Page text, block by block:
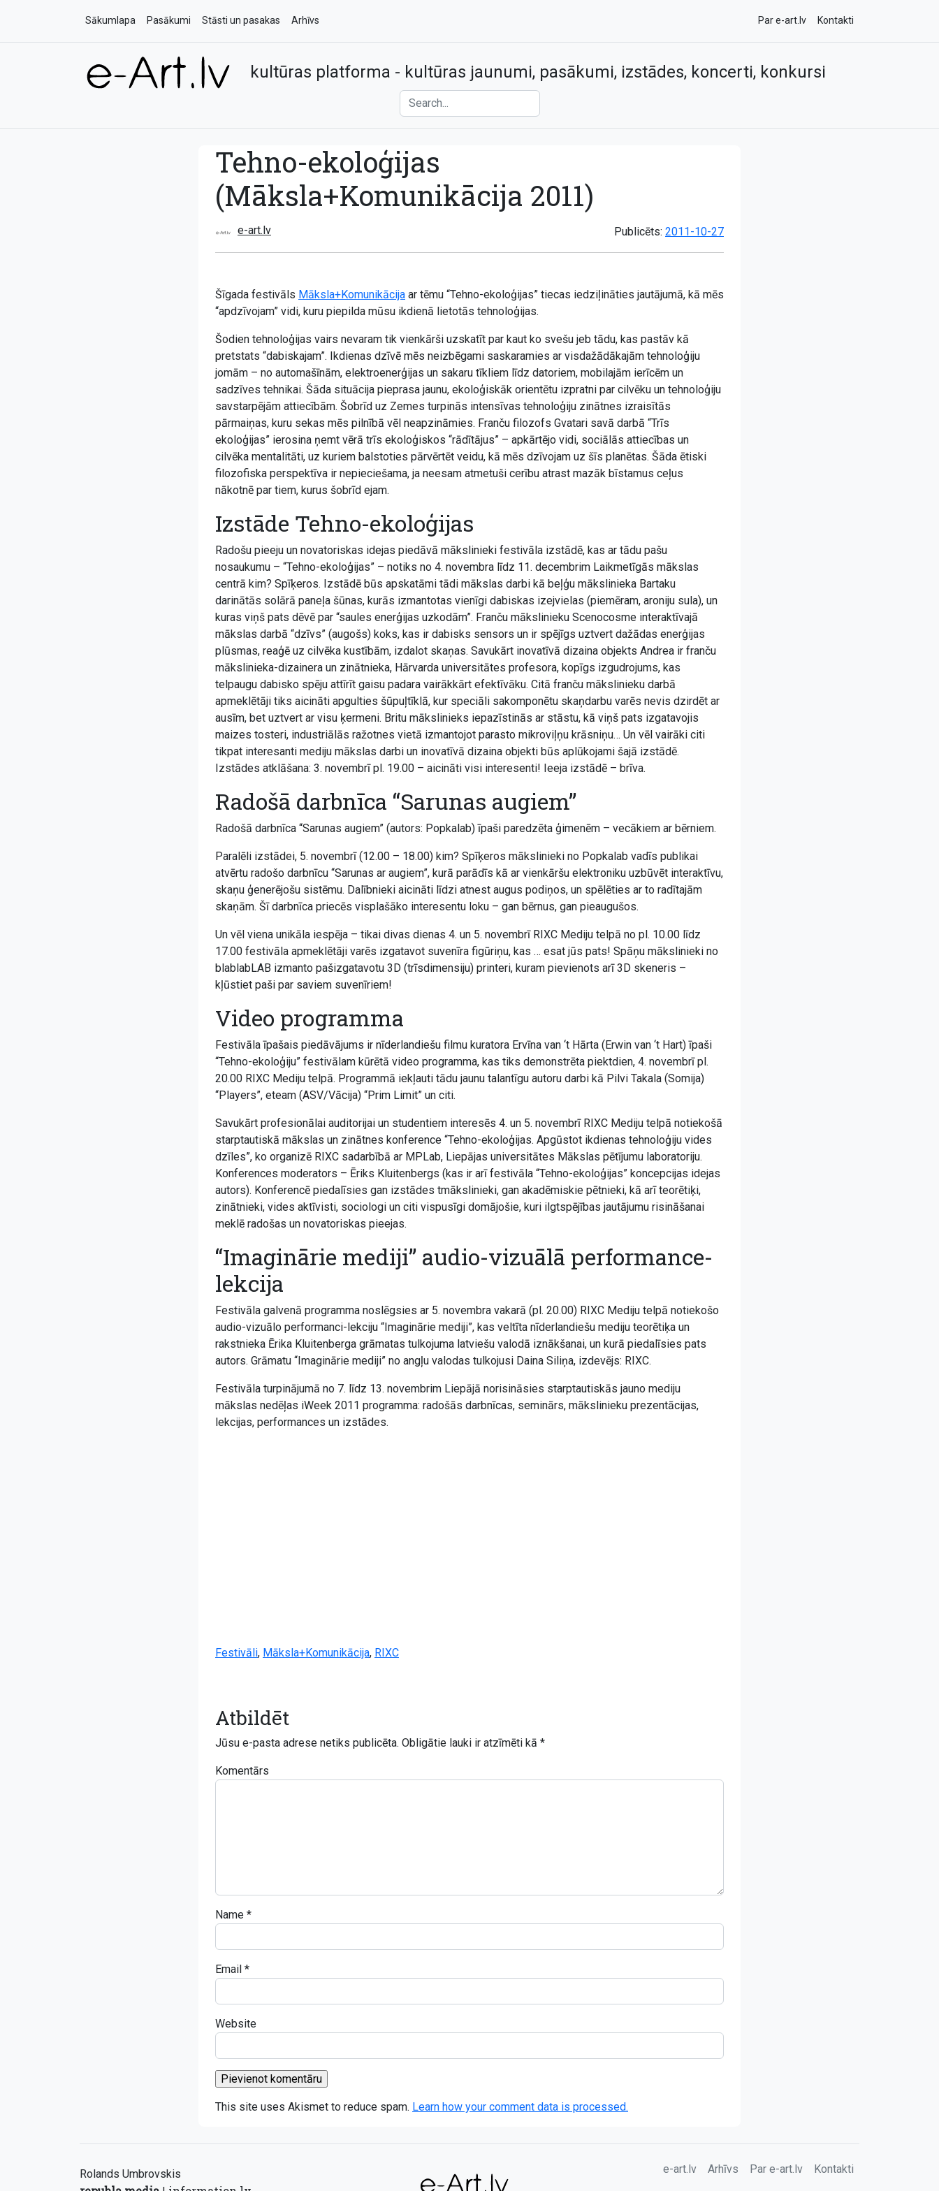
Sākumlapa Pasākumi Stāsti un pasakas Arhīvs Par e-art.lv Kontakti
kultūras platforma - kultūras jaunumi, pasākumi, izstādes, koncerti, konkursi
Tehno-ekoloģijas
(Māksla+Komunikācija 2011)
e-art.lv Publicēts: 2011-10-27
Šīgada festivāls Māksla+Komunikācija ar tēmu “Tehno-ekoloģijas” tiecas iedziļināties jautājumā, kā mēs
“apdzīvojam” vidi, kuru piepilda mūsu ikdienā lietotās tehnoloģijas.
Šodien tehnoloģijas vairs nevaram tik vienkārši uzskatīt par kaut ko svešu jeb tādu, kas pastāv kā
pretstats “dabiskajam”. Ikdienas dzīvē mēs neizbēgami saskaramies ar visdažādākajām tehnoloģiju
jomām – no automašīnām, elektroenerģijas un sakaru tīkliem līdz datoriem, mobilajām ierīcēm un
sadzīves tehnikai. Šāda situācija pieprasa jaunu, ekoloģiskāk orientētu izpratni par cilvēku un tehnoloģiju
savstarpējām attiecībām. Šobrīd uz Zemes turpinās intensīvas tehnoloģiju zinātnes izraisītās
pārmaiņas, kuru sekas mēs pilnībā vēl neapzināmies. Franču filozofs Gvatari savā darbā “Trīs
ekoloģijas” ierosina ņemt vērā trīs ekoloģiskos “rādītājus” – apkārtējo vidi, sociālās attiecības un
cilvēka mentalitāti, uz kuriem balstoties pārvērtēt veidu, kā mēs dzīvojam uz šīs planētas. Šāda ētiski
filozofiska perspektīva ir nepieciešama, ja neesam atmetuši cerību atrast mazāk bīstamus ceļus
nākotnē par tiem, kurus šobrīd ejam.
Izstāde Tehno-ekoloģijas
Radošu pieeju un novatoriskas idejas piedāvā mākslinieki festivāla izstādē, kas ar tādu pašu
nosaukumu – “Tehno-ekoloģijas” – notiks no 4. novembra līdz 11. decembrim Laikmetīgās mākslas
centrā kim? Spīķeros. Izstādē būs apskatāmi tādi mākslas darbi kā beļģu mākslinieka Bartaku
darinātās solārā paneļa šūnas, kurās izmantotas vienīgi dabiskas izejvielas (piemēram, aroniju sula), un
kuras viņš pats dēvē par “saules enerģijas uzkodām”. Franču mākslinieku Scenocosme interaktīvajā
mākslas darbā “dzīvs” (augošs) koks, kas ir dabisks sensors un ir spējīgs uztvert dažādas enerģijas
plūsmas, reaģē uz cilvēka kustībām, izdalot skaņas. Savukārt inovatīvā dizaina objekts Andrea ir franču
mākslinieka-dizainera un zinātnieka, Hārvarda universitātes profesora, kopīgs izgudrojums, kas
telpaugu dabisko spēju attīrīt gaisu padara vairākkārt efektīvāku. Citā franču mākslinieku darbā
apmeklētāji tiks aicināti apgulties šūpuļtīklā, kur speciāli sakomponētu skaņdarbu varēs nevis dzirdēt ar
ausīm, bet uztvert ar visu ķermeni. Britu mākslinieks iepazīstinās ar stāstu, kā viņš pats izgatavojis
maizes tosteri, industriālās ražotnes vietā izmantojot parasto mikroviļņu krāsniņu… Un vēl vairāki citi
tikpat interesanti mediju mākslas darbi un inovatīvā dizaina objekti būs aplūkojami šajā izstādē.
Izstādes atklāšana: 3. novembrī pl. 19.00 – aicināti visi interesenti! Ieeja izstādē – brīva.
Radošā darbnīca “Sarunas augiem”
Radošā darbnīca “Sarunas augiem” (autors: Popkalab) īpaši paredzēta ģimenēm – vecākiem ar bērniem.
Paralēli izstādei, 5. novembrī (12.00 – 18.00) kim? Spīķeros mākslinieki no Popkalab vadīs publikai
atvērtu radošo darbnīcu “Sarunas ar augiem”, kurā parādīs kā ar vienkāršu elektroniku uzbūvēt interaktīvu,
skaņu ģenerējošu sistēmu. Dalībnieki aicināti līdzi atnest augus podiņos, un spēlēties ar to radītajām
skaņām. Šī darbnīca priecēs visplašāko interesentu loku – gan bērnus, gan pieaugušos.
Un vēl viena unikāla iespēja – tikai divas dienas 4. un 5. novembrī RIXC Mediju telpā no pl. 10.00 līdz
17.00 festivāla apmeklētāji varēs izgatavot suvenīra figūriņu, kas … esat jūs pats! Spāņu mākslinieki no
blablabLAB izmanto pašizgatavotu 3D (trīsdimensiju) printeri, kuram pievienots arī 3D skeneris –
kļūstiet paši par saviem suvenīriem!
Video programma
Festivāla īpašais piedāvājums ir nīderlandiešu filmu kuratora Ervīna van ‘t Hārta (Erwin van ‘t Hart) īpaši
“Tehno-ekoloģiju” festivālam kūrētā video programma, kas tiks demonstrēta piektdien, 4. novembrī pl.
20.00 RIXC Mediju telpā. Programmā iekļauti tādu jaunu talantīgu autoru darbi kā Pilvi Takala (Somija)
“Players”, eteam (ASV/Vācija) “Prim Limit” un citi.
Savukārt profesionālai auditorijai un studentiem interesēs 4. un 5. novembrī RIXC Mediju telpā notiekošā
starptautiskā mākslas un zinātnes konference “Tehno-ekoloģijas. Apgūstot ikdienas tehnoloģiju vides
dzīles”, ko organizē RIXC sadarbībā ar MPLab, Liepājas universitātes Mākslas pētījumu laboratoriju.
Konferences moderators – Ēriks Kluitenbergs (kas ir arī festivāla “Tehno-ekoloģijas” koncepcijas idejas
autors). Konferencē piedalīsies gan izstādes tmākslinieki, gan akadēmiskie pētnieki, kā arī teorētiķi,
zinātnieki, vides aktīvisti, sociologi un citi vispusīgi domājošie, kuri ilgtspējības jautājumu risināšanai
meklē radošas un novatoriskas pieejas.
“Imaginārie mediji” audio-vizuālā performance-
lekcija
Festivāla galvenā programma noslēgsies ar 5. novembra vakarā (pl. 20.00) RIXC Mediju telpā notiekošo
audio-vizuālo performanci-lekciju “Imaginārie mediji”, kas veltīta nīderlandiešu mediju teorētiķa un
rakstnieka Ērika Kluitenberga grāmatas tulkojuma latviešu valodā iznākšanai, un kurā piedalīsies pats
autors. Grāmatu “Imaginārie mediji” no angļu valodas tulkojusi Daina Siliņa, izdevējs: RIXC.
Festivāla turpinājumā no 7. līdz 13. novembrim Liepājā norisināsies starptautiskās jauno mediju
mākslas nedēļas iWeek 2011 programma: radošās darbnīcas, seminārs, mākslinieku prezentācijas,
lekcijas, performances un izstādes.
Festivāli, Māksla+Komunikācija, RIXC
Atbildēt
Jūsu e-pasta adrese netiks publicēta. Obligātie lauki ir atzīmēti kā *
Komentārs
Name *
Email *
Website
This site uses Akismet to reduce spam. Learn how your comment data is processed.
Rolands Umbrovskis e-art.lv Arhīvs Par e-art.lv Kontakti